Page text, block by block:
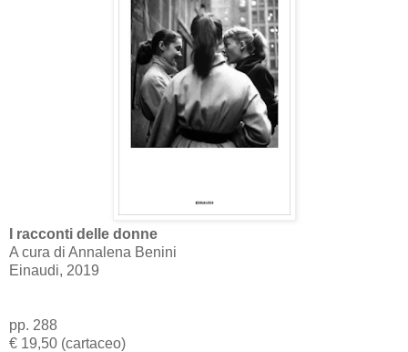
I racconti delle donne
A cura di Annalena Benini
Einaudi, 2019
pp. 288
€ 19,50 (cartaceo)